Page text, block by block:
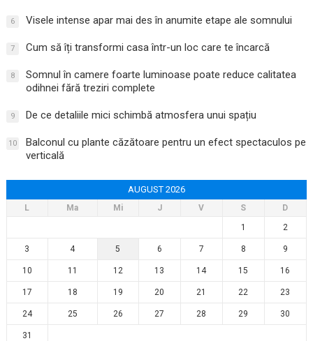
6 Visele intense apar mai des în anumite etape ale somnului
7 Cum să îți transformi casa într-un loc care te încarcă
8
Somnul în camere foarte luminoase poate reduce calitatea
odihnei fără treziri complete
9 De ce detaliile mici schimbă atmosfera unui spațiu
10
Balconul cu plante căzătoare pentru un efect spectaculos pe
verticală
AUGUST 2026
L Ma Mi J V S
D
1
2
3 4 5 6 7 8 9
10 11 12 13 14 15 16
17 18 19 20 21 22 23
24 25 26 27 28 29 30
31